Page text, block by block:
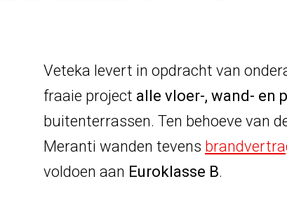
Veteka levert in opdracht van
fraaie project alle vloer-, wand- en
buitenterrassen. Ten behoeve van
Meranti wanden tevens
voldoen aan Euroklasse B.